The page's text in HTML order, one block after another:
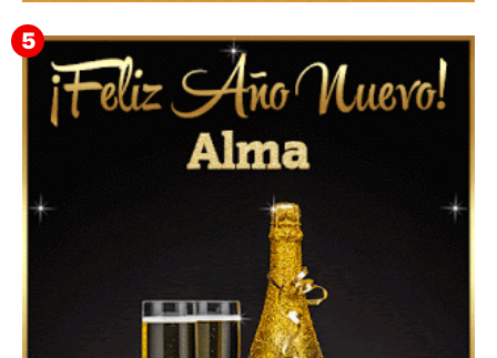
▷ Happy New Year 2026 GiF 【º‿º】